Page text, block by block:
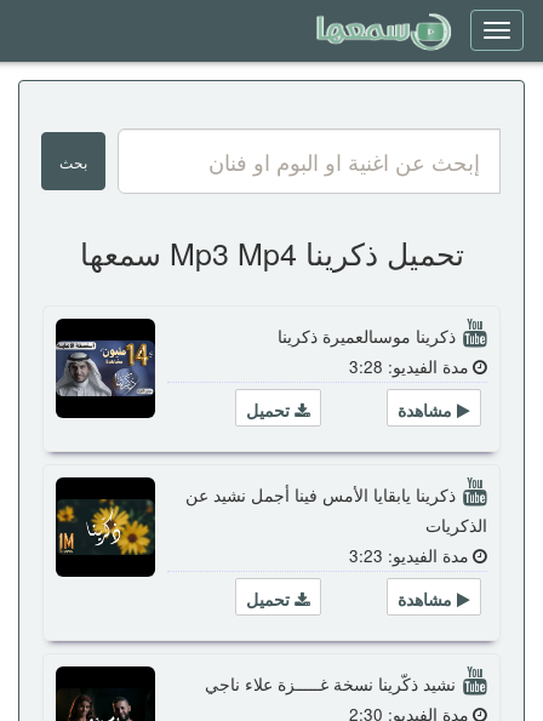
Toggle
navigation
تحميل ذكرينا Mp3 Mp4 سمعها
ذكرينا موسىالعميرة ذكرينا
مدة الفيديو: 3:28
تحميل
مشاهدة
ذكرينا يابقايا الأمس فينا أجمل نشيد عن
الذكريات
مدة الفيديو: 3:23
تحميل
مشاهدة
نشيد ذكّرينا نسخة غـــــزة علاء ناجي
مدة الفيديو: 2:30